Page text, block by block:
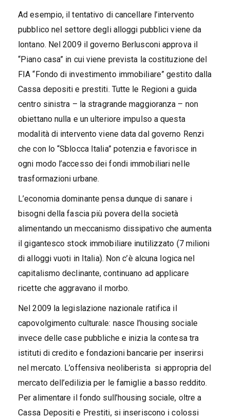
Ad esempio, il tentativo di cancellare l’intervento
pubblico nel settore degli alloggi pubblici viene da
lontano. Nel 2009 il governo Berlusconi approva il
“Piano casa” in cui viene prevista la costituzione del
FIA “Fondo di investimento immobiliare” gestito dalla
Cassa depositi e prestiti. Tutte le Regioni a guida
centro sinistra – la stragrande maggioranza – non
obiettano nulla e un ulteriore impulso a questa
modalità di intervento viene data dal governo Renzi
che con lo “Sblocca Italia” potenzia e favorisce in
ogni modo l’accesso dei fondi immobiliari nelle
trasformazioni urbane.
L’economia dominante pensa dunque di sanare i
bisogni della fascia più povera della società
alimentando un meccanismo dissipativo che aumenta
il gigantesco stock immobiliare inutilizzato (7 milioni
di alloggi vuoti in Italia). Non c’è alcuna logica nel
capitalismo declinante, continuano ad applicare
ricette che aggravano il morbo.
Nel 2009 la legislazione nazionale ratifica il
capovolgimento culturale: nasce l’housing sociale
invece delle case pubbliche e inizia la contesa tra
istituti di credito e fondazioni bancarie per inserirsi
nel mercato. L’offensiva neoliberista si appropria del
mercato dell’edilizia per le famiglie a basso reddito.
Per alimentare il fondo sull’housing sociale, oltre a
Cassa Depositi e Prestiti, si inseriscono i colossi